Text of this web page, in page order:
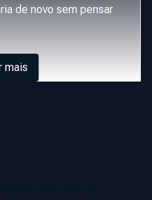
de novo sem pensar
mais